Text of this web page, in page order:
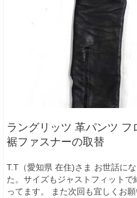
ラングリッツ 革パンツ フ
裾ファスナーの取替
T.T（愛知県 在住)さま お世話に
た。サイズもジャストフィット
ってます。 また次回も宜しくお